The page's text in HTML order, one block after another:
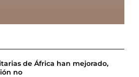
de África han mejorado,
no